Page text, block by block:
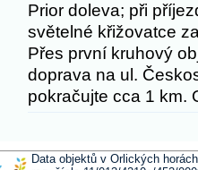
Prior doleva; při
světelné křižovatce
Přes první kruhový
doprava na ul.
pokračujte cca 1 km.
Data objektů v Orlických